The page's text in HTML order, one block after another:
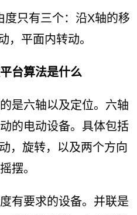
只有三个：沿X轴的移
，平面内转动。
算法是什么
六轴以及定位。六轴
的电动设备。具体包括
，旋转，以及两个方向
摆。
要求的设备。并联是